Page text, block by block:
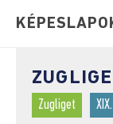
Zugliget